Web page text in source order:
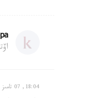
18:04, 07 تامىز 2026